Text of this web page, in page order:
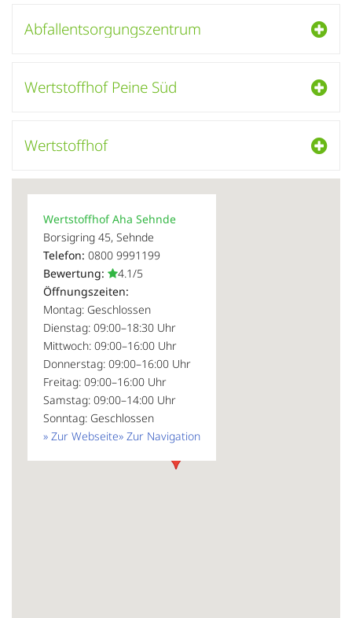
Abfallentsorgungszentrum
Wertstoffhof Peine Süd
Wertstoffhof
Wertstoffhof Aha Sehnde
Borsigring 45, Sehnde
Telefon: 0800 9991199
Bewertung:
4.1/5
Öffnungszeiten:
Montag: Geschlossen
Dienstag: 09:00–18:30 Uhr
Mittwoch: 09:00–16:00 Uhr
Donnerstag: 09:00–16:00 Uhr
Freitag: 09:00–16:00 Uhr
Samstag: 09:00–14:00 Uhr
Sonntag: Geschlossen
» Zur Navigation
» Zur Webseite